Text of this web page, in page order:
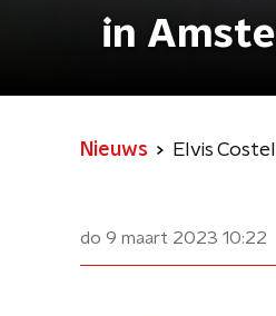
in
Nieuws Elvis
do 9 maart 2023 10:22